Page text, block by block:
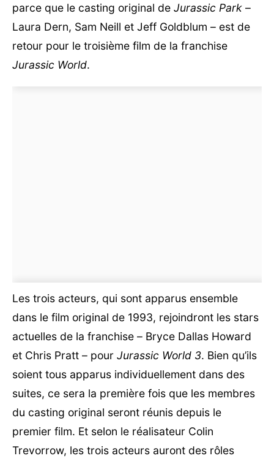
parce que le casting original de Jurassic Park –
Laura Dern, Sam Neill et Jeff Goldblum – est de
retour pour le troisième film de la franchise
Jurassic World.
Les trois acteurs, qui sont apparus ensemble
dans le film original de 1993, rejoindront les stars
actuelles de la franchise – Bryce Dallas Howard
et Chris Pratt – pour Jurassic World 3. Bien qu’ils
soient tous apparus individuellement dans des
suites, ce sera la première fois que les membres
du casting original seront réunis depuis le
premier film. Et selon le réalisateur Colin
Trevorrow, les trois acteurs auront des rôles